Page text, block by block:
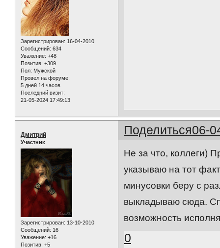
Зарегистрирован: 16-04-2010
Сообщений: 634
Уважение: +48
Позитив: +309
Пол: Мужской
Провел на форуме:
5 дней 14 часов
Последний визит:
21-05-2024 17:49:13
Поделиться06-
Дмитрий
Участник
Зарегистрирован: 13-10-2010
Сообщений: 16
Уважение: +16
Позитив: +5
Не за что, коллеги)
указываю на тот
минусовки беру с
выкладываю сюда.
возможность
0